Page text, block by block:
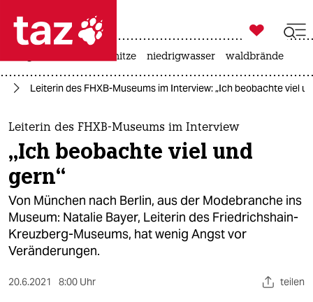
 taz zahl ich
taz zahl ich
themen
politik
öko
gesellschaft
kultur
sport

taz zahl ich
hitze niedrigwasser waldbrände
Leiterin des FHXB-Museums im Interview: „Ich beobachte viel
Leiterin des FHXB-Museums im Interview
„Ich beobachte viel und
gern“
Von München nach Berlin, aus der Modebranche ins
Museum: Natalie Bayer, Leiterin des Friedrichshain-
Kreuzberg-Museums, hat wenig Angst vor
Veränderungen.
20.6.2021 8:00 Uhr teilen